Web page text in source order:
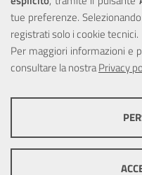
tue preferenze.
registrati solo i cookie tecnici.
Per maggiori informazioni e
consultare la nostraPrivacy
ottimale per ogni utente.
Portale realizzato con la
Europea tramite i fondi del